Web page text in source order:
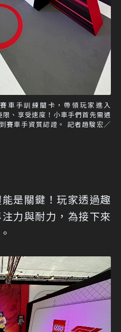
車手訓練關卡，帶領玩家進入
、享受速度！小車手們首先需通
賽車手資質認證。 記者趙駿宏／
是關鍵！玩家透過趣
力與耐力，為接下來